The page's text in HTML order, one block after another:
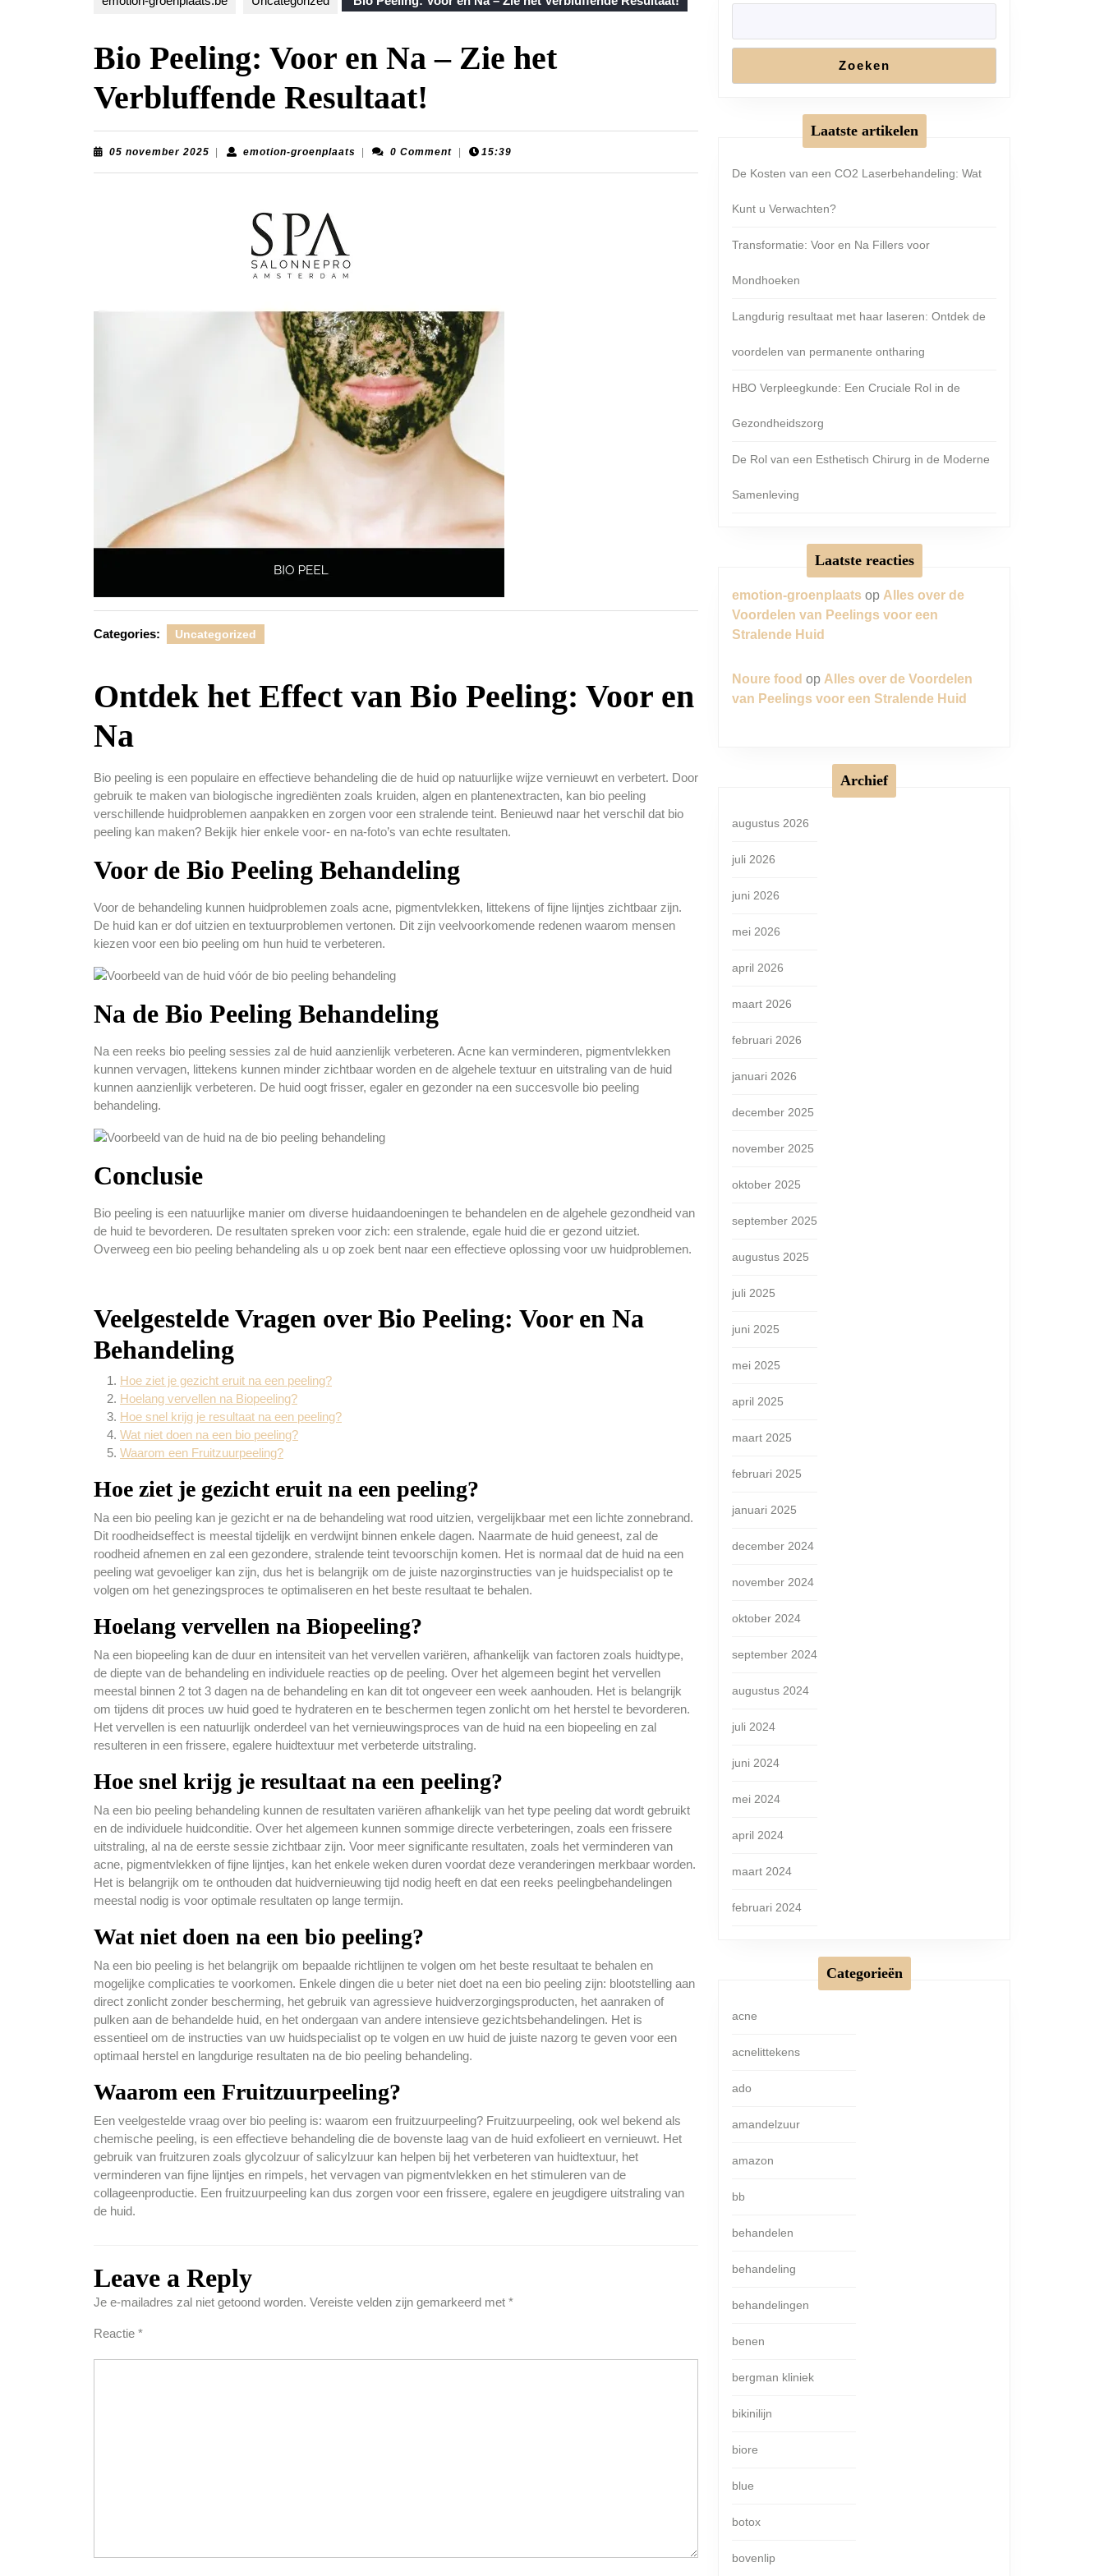
Bio Peeling: Voor en Na – Zie het
Verbluffende Resultaat!
05 november 2025 05
emotion-groenplaatsemotion-0 Comment 15:39
Categories: Uncategorized
Ontdek het Effect van Bio Peeling: Voor en
Na
Bio peeling is een populaire en effectieve behandeling die de huid op natuurlijke wijze vernieuwt en verbetert. Door
gebruik te maken van biologische ingrediënten zoals kruiden, algen en plantenextracten, kan bio peeling
verschillende huidproblemen aanpakken en zorgen voor een stralende teint. Benieuwd naar het verschil dat bio
peeling kan maken? Bekijk hier enkele voor- en na-foto’s van echte resultaten.
Voor de Bio Peeling Behandeling
Voor de behandeling kunnen huidproblemen zoals acne, pigmentvlekken, littekens of fijne lijntjes zichtbaar zijn.
De huid kan er dof uitzien en textuurproblemen vertonen. Dit zijn veelvoorkomende redenen waarom mensen
kiezen voor een bio peeling om hun huid te verbeteren.
Na de Bio Peeling Behandeling
Na een reeks bio peeling sessies zal de huid aanzienlijk verbeteren. Acne kan verminderen, pigmentvlekken
kunnen vervagen, littekens kunnen minder zichtbaar worden en de algehele textuur en uitstraling van de huid
kunnen aanzienlijk verbeteren. De huid oogt frisser, egaler en gezonder na een succesvolle bio peeling
behandeling.
Conclusie
Bio peeling is een natuurlijke manier om diverse huidaandoeningen te behandelen en de algehele gezondheid van
de huid te bevorderen. De resultaten spreken voor zich: een stralende, egale huid die er gezond uitziet.
Overweeg een bio peeling behandeling als u op zoek bent naar een effectieve oplossing voor uw huidproblemen.
Veelgestelde Vragen over Bio Peeling: Voor en Na
Behandeling
Hoe ziet je gezicht eruit na een peeling?
Hoelang vervellen na Biopeeling?
Hoe snel krijg je resultaat na een peeling?
Wat niet doen na een bio peeling?
Waarom een Fruitzuurpeeling?
Hoe ziet je gezicht eruit na een peeling?
Na een bio peeling kan je gezicht er na de behandeling wat rood uitzien, vergelijkbaar met een lichte zonnebrand.
Dit roodheidseffect is meestal tijdelijk en verdwijnt binnen enkele dagen. Naarmate de huid geneest, zal de
roodheid afnemen en zal een gezondere, stralende teint tevoorschijn komen. Het is normaal dat de huid na een
peeling wat gevoeliger kan zijn, dus het is belangrijk om de juiste nazorginstructies van je huidspecialist op te
volgen om het genezingsproces te optimaliseren en het beste resultaat te behalen.
Hoelang vervellen na Biopeeling?
Na een biopeeling kan de duur en intensiteit van het vervellen variëren, afhankelijk van factoren zoals huidtype,
de diepte van de behandeling en individuele reacties op de peeling. Over het algemeen begint het vervellen
meestal binnen 2 tot 3 dagen na de behandeling en kan dit tot ongeveer een week aanhouden. Het is belangrijk
om tijdens dit proces uw huid goed te hydrateren en te beschermen tegen zonlicht om het herstel te bevorderen.
Het vervellen is een natuurlijk onderdeel van het vernieuwingsproces van de huid na een biopeeling en zal
resulteren in een frissere, egalere huidtextuur met verbeterde uitstraling.
Hoe snel krijg je resultaat na een peeling?
Na een bio peeling behandeling kunnen de resultaten variëren afhankelijk van het type peeling dat wordt gebruikt
en de individuele huidconditie. Over het algemeen kunnen sommige directe verbeteringen, zoals een frissere
uitstraling, al na de eerste sessie zichtbaar zijn. Voor meer significante resultaten, zoals het verminderen van
acne, pigmentvlekken of fijne lijntjes, kan het enkele weken duren voordat deze veranderingen merkbaar worden.
Het is belangrijk om te onthouden dat huidvernieuwing tijd nodig heeft en dat een reeks peelingbehandelingen
meestal nodig is voor optimale resultaten op lange termijn.
Wat niet doen na een bio peeling?
Na een bio peeling is het belangrijk om bepaalde richtlijnen te volgen om het beste resultaat te behalen en
mogelijke complicaties te voorkomen. Enkele dingen die u beter niet doet na een bio peeling zijn: blootstelling aan
direct zonlicht zonder bescherming, het gebruik van agressieve huidverzorgingsproducten, het aanraken of
pulken aan de behandelde huid, en het ondergaan van andere intensieve gezichtsbehandelingen. Het is
essentieel om de instructies van uw huidspecialist op te volgen en uw huid de juiste nazorg te geven voor een
optimaal herstel en langdurige resultaten na de bio peeling behandeling.
Waarom een Fruitzuurpeeling?
Een veelgestelde vraag over bio peeling is: waarom een fruitzuurpeeling? Fruitzuurpeeling, ook wel bekend als
chemische peeling, is een effectieve behandeling die de bovenste laag van de huid exfolieert en vernieuwt. Het
gebruik van fruitzuren zoals glycolzuur of salicylzuur kan helpen bij het verbeteren van huidtextuur, het
verminderen van fijne lijntjes en rimpels, het vervagen van pigmentvlekken en het stimuleren van de
collageenproductie. Een fruitzuurpeeling kan dus zorgen voor een frissere, egalere en jeugdigere uitstraling van
de huid.
Leave a Reply
Je e-mailadres zal niet getoond worden. Vereiste velden zijn gemarkeerd met *
Reactie *
Zoeken
Laatste artikelen
De Kosten van een CO2 Laserbehandeling: Wat
Kunt u Verwachten?
Transformatie: Voor en Na Fillers voor
Mondhoeken
Langdurig resultaat met haar laseren: Ontdek de
voordelen van permanente ontharing
HBO Verpleegkunde: Een Cruciale Rol in de
Gezondheidszorg
De Rol van een Esthetisch Chirurg in de Moderne
Samenleving
Laatste reacties
emotion-groenplaats op Alles over de
Voordelen van Peelings voor een
Stralende Huid
Noure food op Alles over de Voordelen
van Peelings voor een Stralende Huid
Archief
augustus 2026
juli 2026
juni 2026
mei 2026
april 2026
maart 2026
februari 2026
januari 2026
december 2025
november 2025
oktober 2025
september 2025
augustus 2025
juli 2025
juni 2025
mei 2025
april 2025
maart 2025
februari 2025
januari 2025
december 2024
november 2024
oktober 2024
september 2024
augustus 2024
juli 2024
juni 2024
mei 2024
april 2024
maart 2024
februari 2024
Categorieën
acne
acnelittekens
ado
amandelzuur
amazon
bb
behandelen
behandeling
behandelingen
benen
bergman kliniek
bikinilijn
biore
blue
botox
bovenlip